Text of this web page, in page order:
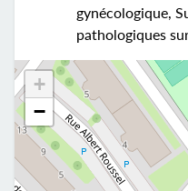
gynécologique,
pathologiques
+
−